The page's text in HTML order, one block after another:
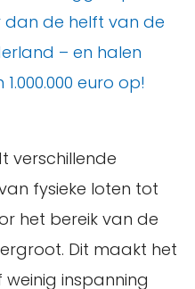
dan de helft van de
– en halen
euro op!
verschillende
fysieke loten tot
het bereik van de
Dit maakt het
inspanning